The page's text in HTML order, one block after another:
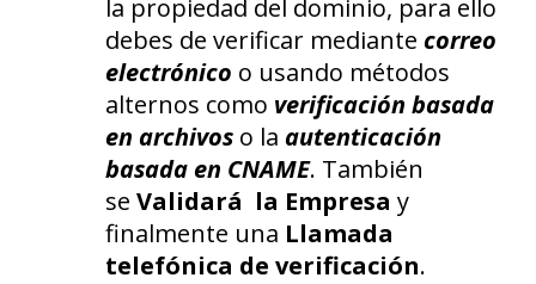
la propiedad del dominio, para ello
debes de verificar mediante correo
electrónico o usando métodos
alternos como verificación basada
en archivos o la autenticación
basada en CNAME. También
se Validará la Empresa y
finalmente una Llamada
telefónica de verificación.